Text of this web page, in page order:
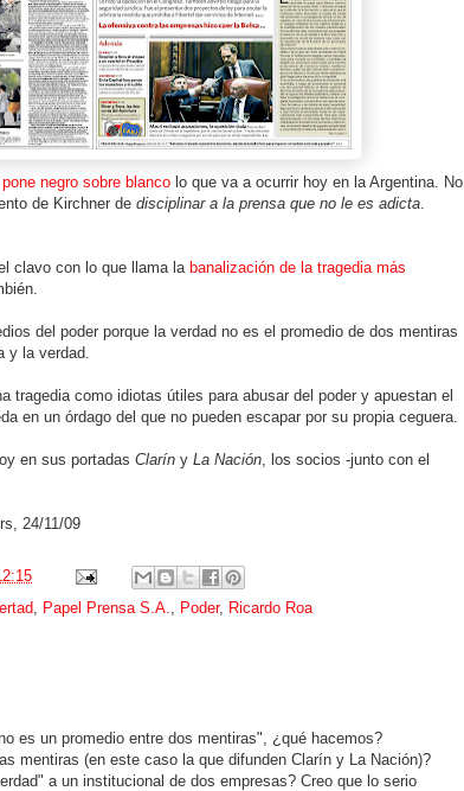
pone negro sobre blanco lo que va a ocurrir hoy en la Argentina. No
de Kirchner de disciplinar a la prensa que no le es adicta.
clavo con lo que llama la banalización de la tragedia más
del poder porque la verdad no es el promedio de dos mentiras
y la verdad.
tragedia como idiotas útiles para abusar del poder y apuestan el
en un órdago del que no pueden escapar por su propia ceguera.
en sus portadas Clarín y La Nación, los socios -junto con el
24/11/09
, Papel Prensa S.A., Poder, Ricardo Roa
es un promedio entre dos mentiras", ¿qué hacemos?
mentiras (en este caso la que difunden Clarín y La Nación)?
a un institucional de dos empresas? Creo que lo serio